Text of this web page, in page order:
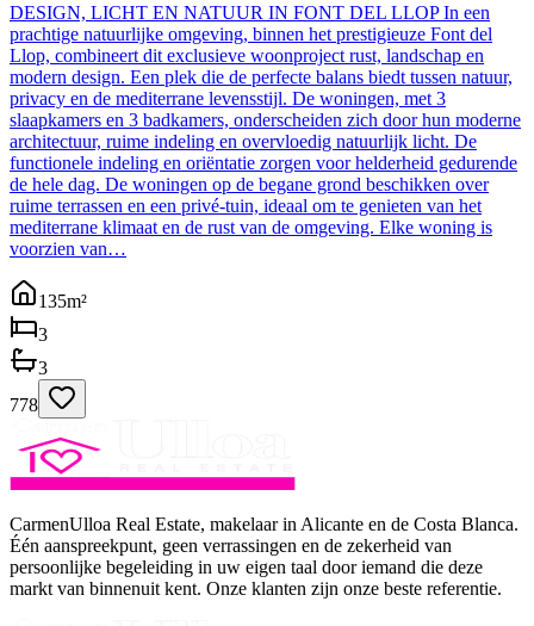
DESIGN, LICHT EN NATUUR IN FONT DEL LLOP In een
prachtige natuurlijke omgeving, binnen het prestigieuze Font del
Llop, combineert dit exclusieve woonproject rust, landschap en
modern design. Een plek die de perfecte balans biedt tussen natuur,
privacy en de mediterrane levensstijl. De woningen, met 3
slaapkamers en 3 badkamers, onderscheiden zich door hun moderne
architectuur, ruime indeling en overvloedig natuurlijk licht. De
functionele indeling en oriëntatie zorgen voor helderheid gedurende
de hele dag. De woningen op de begane grond beschikken over
ruime terrassen en een privé-tuin, ideaal om te genieten van het
mediterrane klimaat en de rust van de omgeving. Elke woning is
voorzien van…
135m²
3
3
778
CarmenUlloa Real Estate, makelaar in Alicante en de Costa Blanca.
Één aanspreekpunt, geen verrassingen en de zekerheid van
persoonlijke begeleiding in uw eigen taal door iemand die deze
markt van binnenuit kent. Onze klanten zijn onze beste referentie.